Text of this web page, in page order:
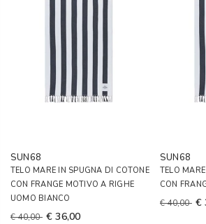
SUN68
TELO MARE IN SPUGNA DI COTONE
CON FRANGE MOTIVO A RIGHE
UOMO BIANCO
€ 40,00 € 36,00
SUN68
TELO
CON
€ 40,00 €